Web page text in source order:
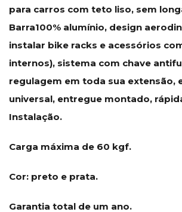
para carros com teto liso, sem
Barra100% alumínio, design
instalar bike racks e acessórios
internos), sistema com chave
regulagem em toda sua extensão,
universal, entregue montado,
Instalação.
Carga máxima de 60 kgf.
Cor: preto e prata.
Garantia total de um ano.